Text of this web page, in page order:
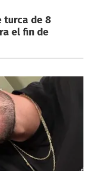
turca de 8
el fin de